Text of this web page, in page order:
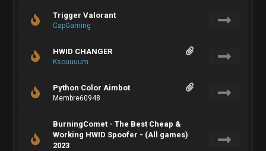
Trigger Valorant
CapGaming
HWID CHANGER
Ksouuuum
Python Color Aimbot
Membre60948
BurningComet - The Best Cheap &
Working HWID Spoofer - (All games)
2023